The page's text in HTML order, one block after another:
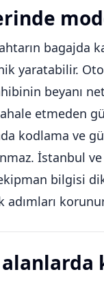
bagajda
yaratabilir.
beyanı
etmeden
kodlama ve
İstanbul
bilgisi